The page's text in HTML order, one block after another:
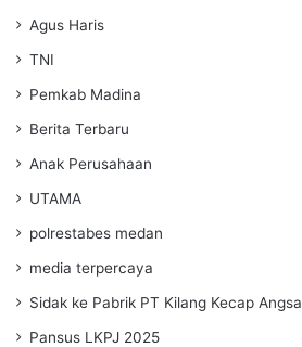
Agus Haris
TNI
Pemkab Madina
Berita Terbaru
Anak Perusahaan
UTAMA
polrestabes medan
media terpercaya
Sidak ke Pabrik PT Kilang Kecap Angsa
Pansus LKPJ 2025